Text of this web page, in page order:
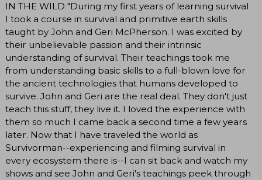
IN THE WILD "During my first years of learning survival
I took a course in survival and primitive earth skills
taught by John and Geri McPherson. I was excited by
their unbelievable passion and their intrinsic
understanding of survival. Their teachings took me
from understanding basic skills to a full-blown love for
the ancient technologies that humans developed to
survive. John and Geri are the real deal. They don't just
teach this stuff, they live it. I loved the experience with
them so much I came back a second time a few years
later. Now that I have traveled the world as
Survivorman--experiencing and filming survival in
every ecosystem there is--I can sit back and watch my
shows and see John and Geri's teachings peek through